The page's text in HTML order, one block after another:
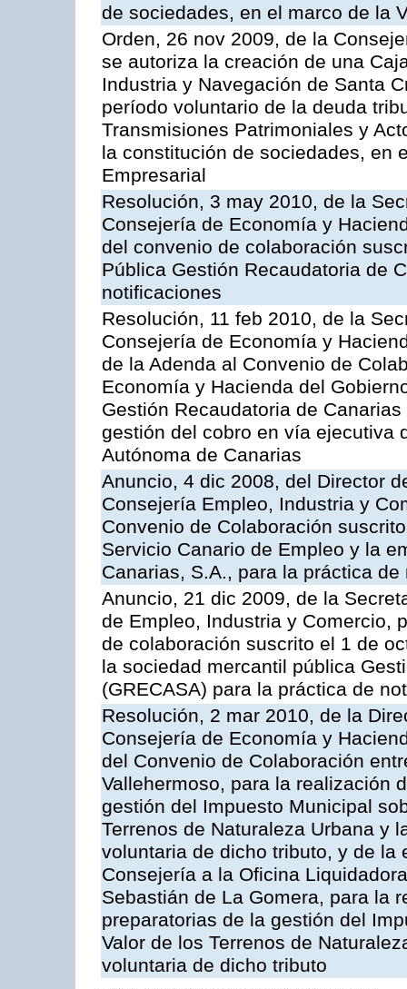
de sociedades, en el marco de la
Orden, 26 nov 2009, de la
se autoriza la creación de una
Industria y Navegación de Santa
período voluntario de la deuda
Transmisiones Patrimoniales y
la constitución de sociedades, en
Empresarial
Resolución, 3 may 2010, de la
Consejería de Economía y
del convenio de colaboración
Pública Gestión Recaudatoria de
notificaciones
Resolución, 11 feb 2010, de la
Consejería de Economía y
de la Adenda al Convenio de
Economía y Hacienda del
Gestión Recaudatoria de
gestión del cobro en vía ejecutiva
Autónoma de Canarias
Anuncio, 4 dic 2008, del Director
Consejería Empleo, Industria y
Convenio de Colaboración
Servicio Canario de Empleo y la
Canarias, S.A., para la práctica
Anuncio, 21 dic 2009, de la
de Empleo, Industria y Comercio,
de colaboración suscrito el 1 de
la sociedad mercantil pública
(GRECASA) para la práctica de
Resolución, 2 mar 2010, de la
Consejería de Economía y
del Convenio de Colaboración
Vallehermoso, para la realización
gestión del Impuesto Municipal
Terrenos de Naturaleza Urbana y
voluntaria de dicho tributo, y de la
Consejería a la Oficina
Sebastián de La Gomera, para la
preparatorias de la gestión del
Valor de los Terrenos de
voluntaria de dicho tributo